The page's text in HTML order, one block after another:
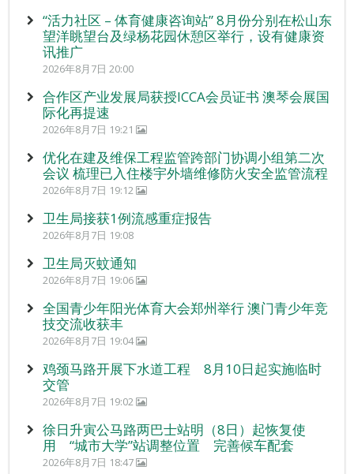
“活力社区 – 体育健康咨询站” 8月份分别在松山东
望洋眺望台及绿杨花园休憩区举行，设有健康资
讯推广
2026年8月7日 20:00
合作区产业发展局获授ICCA会员证书 澳琴会展国
际化再提速
2026年8月7日 19:21
优化在建及维保工程监管跨部门协调小组第二次
会议 梳理已入住楼宇外墙维修防火安全监管流程
2026年8月7日 19:12
卫生局接获1例流感重症报告
2026年8月7日 19:08
卫生局灭蚊通知
2026年8月7日 19:06
全国青少年阳光体育大会郑州举行 澳门青少年竞
技交流收获丰
2026年8月7日 19:04
鸡颈马路开展下水道工程 8月10日起实施临时
交管
2026年8月7日 19:02
徐日升寅公马路两巴士站明（8日）起恢复使
用 “城市大学”站调整位置 完善候车配套
2026年8月7日 18:47